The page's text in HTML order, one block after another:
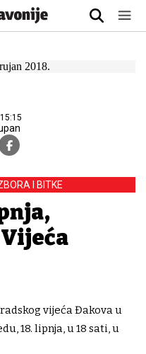
I BITKE
vijeća Đakova u
18. lipnja, u 18 sati, u